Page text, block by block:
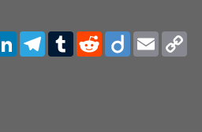
LinkedInTelegram
TumblrRedditDiigo Email